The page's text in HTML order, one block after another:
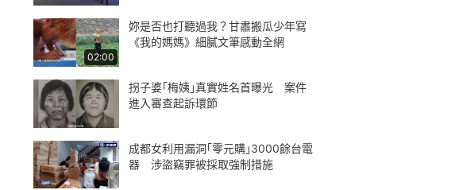
02:00
妳是否也打聽過我？甘肅搬瓜少年寫
《我的媽媽》細膩文筆感動全網
拐子婆｢梅姨｣真實姓名首曝光 案件
進入審查起訴環節
成都女利用漏洞｢零元購｣3000餘台電
器 涉盜竊罪被採取強制措施